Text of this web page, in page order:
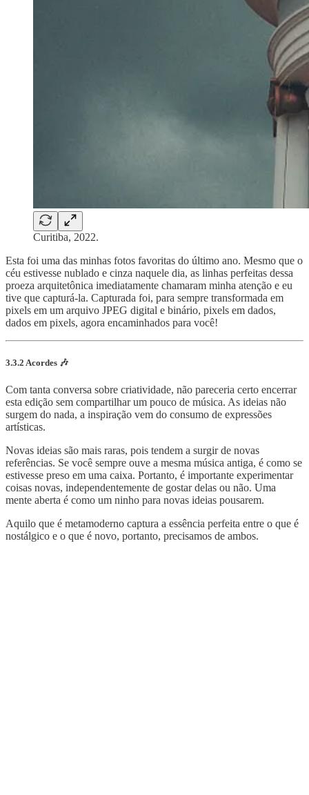
Curitiba, 2022.
Esta foi uma das minhas fotos favoritas do último ano. Mesmo que o
céu estivesse nublado e cinza naquele dia, as linhas perfeitas dessa
proeza arquitetônica imediatamente chamaram minha atenção e eu
tive que capturá-la. Capturada foi, para sempre transformada em
pixels em um arquivo JPEG digital e binário, pixels em dados,
dados em pixels, agora encaminhados para você!
3.3.2 Acordes 🎶
Com tanta conversa sobre criatividade, não pareceria certo encerrar
esta edição sem compartilhar um pouco de música. As ideias não
surgem do nada, a inspiração vem do consumo de expressões
artísticas.
Novas ideias são mais raras, pois tendem a surgir de novas
referências. Se você sempre ouve a mesma música antiga, é como se
estivesse preso em uma caixa. Portanto, é importante experimentar
coisas novas, independentemente de gostar delas ou não. Uma
mente aberta é como um ninho para novas ideias pousarem.
Aquilo que é metamoderno captura a essência perfeita entre o que é
nostálgico e o que é novo, portanto, precisamos de ambos.